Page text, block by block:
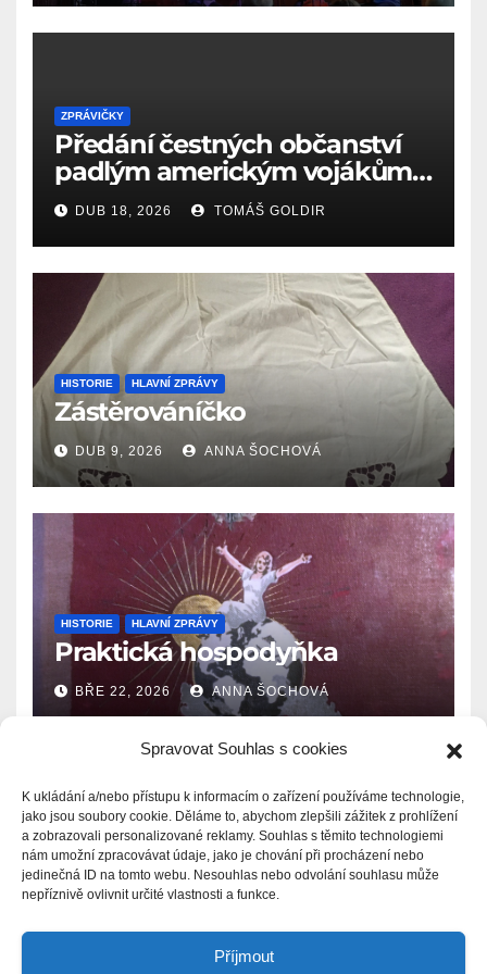
Spravovat Souhlas s cookies
K ukládání a/nebo přístupu k informacím o zařízení používáme technologie,
jako jsou soubory cookie. Děláme to, abychom zlepšili zážitek z prohlížení
a zobrazovali personalizované reklamy. Souhlas s těmito technologiemi
nám umožní zpracovávat údaje, jako je chování při procházení nebo
jedinečná ID na tomto webu. Nesouhlas nebo odvolání souhlasu může
nepříznivě ovlivnit určité vlastnosti a funkce.
Příjmout
ZPRÁVIČKY
Předání čestných občanství
padlým americkým vojákům
k 81. výročí osvobození Aše
(18.4.1945)
DUB 18, 2026 TOMÁŠ GOLDIR
HISTORIE HLAVNÍ ZPRÁVY
Zástěrováníčko
DUB 9, 2026 ANNA ŠOCHOVÁ
HISTORIE HLAVNÍ ZPRÁVY
Praktická hospodyňka
BŘE 22, 2026 ANNA ŠOCHOVÁ
Zprávy.Ašsko.eu